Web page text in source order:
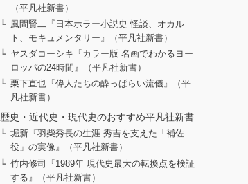
（平凡社新書）
風間賢二『日本ホラー小説史 怪談、オカル
ト、モキュメンタリー』（平凡社新書）
ヤスダコーシキ『カラー版 名画でわかるヨー
ロッパの24時間』（平凡社新書）
栗下直也『偉人たちの酔っぱらい流儀』（平
凡社新書）
歴史・近代史・現代史のおすすめ平凡社新書
堀新『羽柴秀長の生涯 秀吉を支えた「補佐
役」の実像』（平凡社新書）
竹内修司『1989年 現代史最大の転換点を検証
する』（平凡社新書）